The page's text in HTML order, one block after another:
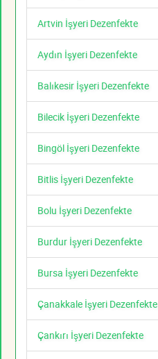
Artvin İşyeri Dezenfekte
Aydın İşyeri Dezenfekte
Balıkesir İşyeri Dezenfekte
Bilecik İşyeri Dezenfekte
Bingöl İşyeri Dezenfekte
Bitlis İşyeri Dezenfekte
Bolu İşyeri Dezenfekte
Burdur İşyeri Dezenfekte
Bursa İşyeri Dezenfekte
Çanakkale İşyeri Dezenfekte
Çankırı İşyeri Dezenfekte